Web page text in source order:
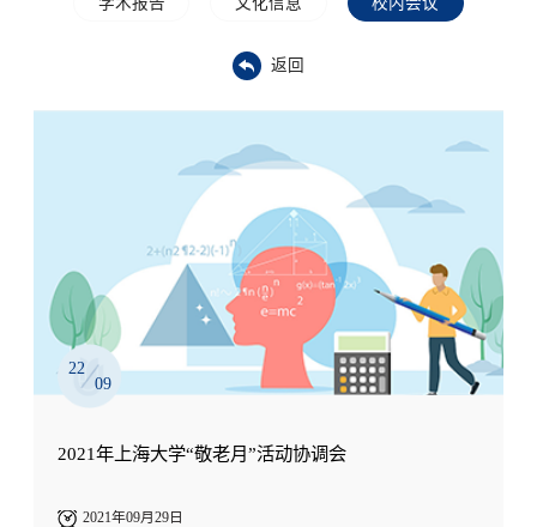
返回
22
09
2021年上海大学“敬老月”活动协调会
2021年09月29日